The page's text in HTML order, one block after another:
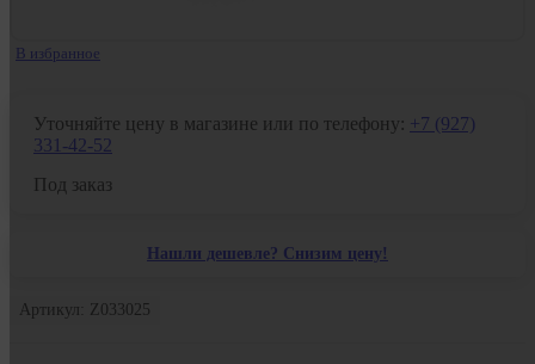
В избранное
Уточняйте цену в магазине или по телефону: +7 (927)
331-42-52
Под заказ
Нашли дешевле? Снизим цену!
Артикул: Z033025